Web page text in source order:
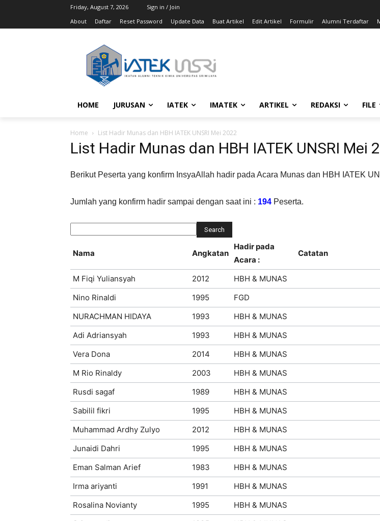
Friday, August 7, 2026
Sign in / Join
About
Daftar Reset Password Update Data Buat Artikel Edit Artikel Formulir Alumni Terdaftar
HOME JURUSAN IATEK IMATEK ARTIKEL REDAKSI FILE
Home List Hadir Munas dan HBH IATEK UNSRI Mei 2022
List Hadir Munas dan HBH IATEK UNSRI Mei
Berikut Peserta yang konfirm InsyaAllah hadir pada Acara Munas dan HBH IATEK
Jumlah yang konfirm hadir sampai dengan saat ini : 194 Peserta.
Nama Angkatan
Hadir pada
Acara :
Catatan
M Fiqi Yuliansyah 2012
HBH & MUNAS
Nino Rinaldi
1995
FGD
NURACHMAN HIDAYA
1993
HBH & MUNAS
Adi Adriansyah
1993
HBH & MUNAS
Vera Dona
2014
HBH & MUNAS
M Rio Rinaldy
2003
HBH & MUNAS
Rusdi sagaf
1989
HBH & MUNAS
Sabilil fikri
1995
HBH & MUNAS
Muhammad Ardhy Zulyo
2012
HBH & MUNAS
Junaidi Dahri
1995
HBH & MUNAS
Eman Salman Arief
1983
HBH & MUNAS
Irma ariyanti
1991
HBH & MUNAS
Rosalina Novianty
1995
HBH & MUNAS